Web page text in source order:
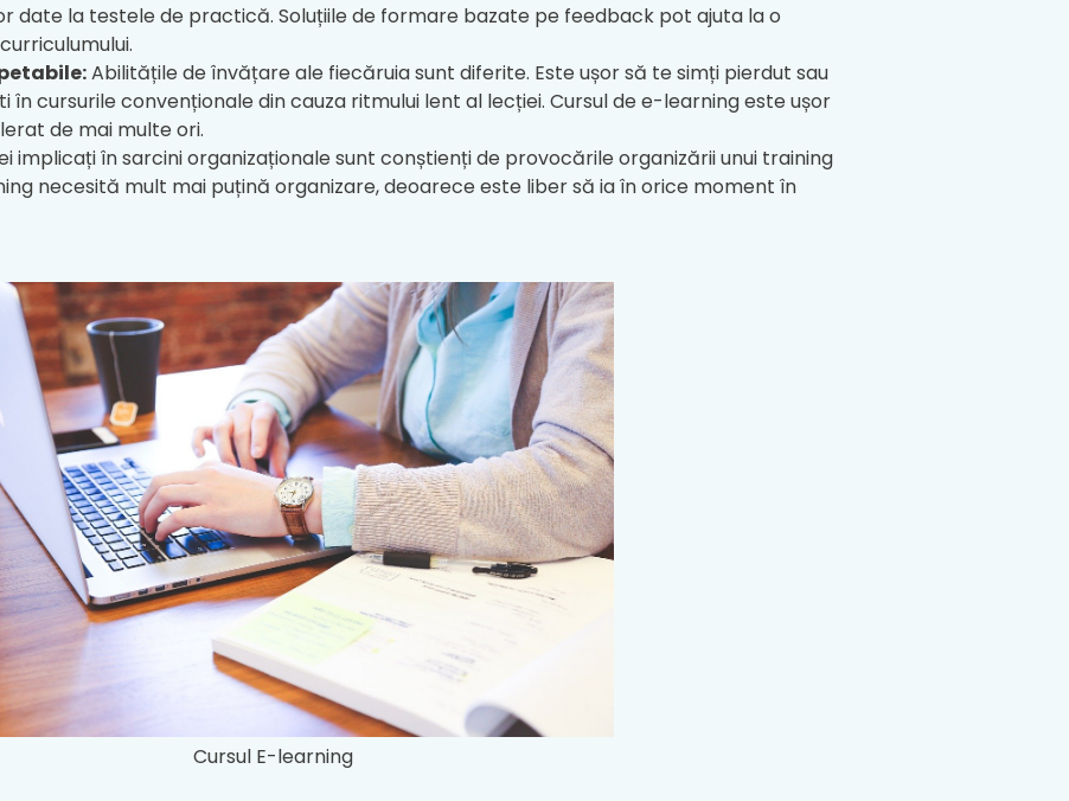
date la testele de practică. Soluțiile de formare bazate pe feedback pot ajuta la o
Abilitățile de învățare ale fiecăruia sunt diferite. Este ușor să te simți pierdut sau
în cursurile convenționale din cauza ritmului lent al lecției. Cursul de e-learning este ușor
de mai multe ori.
implicați în sarcini organizaționale sunt conștienți de provocările organizării unui training
necesită mult mai puțină organizare, deoarece este liber să ia în orice moment în
Cursul E-learning